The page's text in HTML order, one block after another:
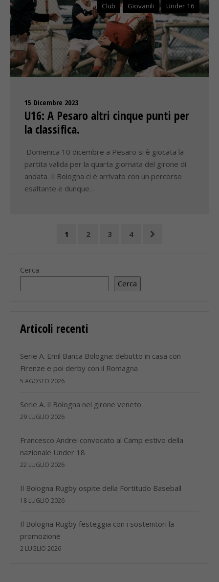
Club Giovanili Under 16
15 Dicembre 2023
U16: A Pesaro altri cinque punti per
la classifica.
Domenica 10 dicembre a Pesaro si è giocata la
partita valida per la quarta giornata del girone di
andata. Il Bologna ci è arrivato con un percorso
esaltante e dunque…
1 2 3 4
Cerca
Cerca
Articoli recenti
Serie A. Emil Banca Bologna: debutto in casa con
Firenze e poi derby con il Romagna
5 AGOSTO 2026
Serie A. Il Bologna nel girone veneto
29 LUGLIO 2026
Francesco Andrei convocato al Camp estivo della
nazionale Under 18
22 LUGLIO 2026
Il Bologna Rugby ospite della Fortitudo Baseball
18 LUGLIO 2026
Il Bologna Rugby festeggia con i sostenitori la
promozione
2 LUGLIO 2026